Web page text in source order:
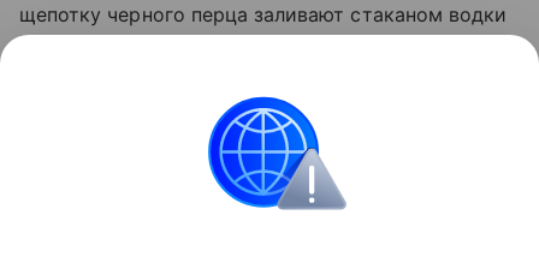
щепотку черного перца заливают стаканом водки
опрыскивают стебли, а также листья с верхней и